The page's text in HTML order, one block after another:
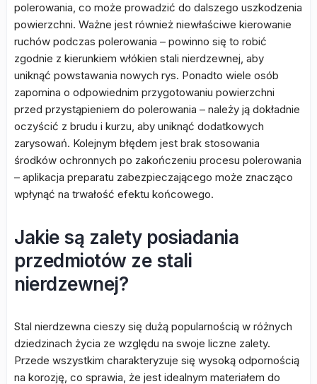
polerowania, co może prowadzić do dalszego uszkodzenia
powierzchni. Ważne jest również niewłaściwe kierowanie
ruchów podczas polerowania – powinno się to robić
zgodnie z kierunkiem włókien stali nierdzewnej, aby
uniknąć powstawania nowych rys. Ponadto wiele osób
zapomina o odpowiednim przygotowaniu powierzchni
przed przystąpieniem do polerowania – należy ją dokładnie
oczyścić z brudu i kurzu, aby uniknąć dodatkowych
zarysowań. Kolejnym błędem jest brak stosowania
środków ochronnych po zakończeniu procesu polerowania
– aplikacja preparatu zabezpieczającego może znacząco
wpłynąć na trwałość efektu końcowego.
Jakie są zalety posiadania
przedmiotów ze stali
nierdzewnej?
Stal nierdzewna cieszy się dużą popularnością w różnych
dziedzinach życia ze względu na swoje liczne zalety.
Przede wszystkim charakteryzuje się wysoką odpornością
na korozję, co sprawia, że jest idealnym materiałem do